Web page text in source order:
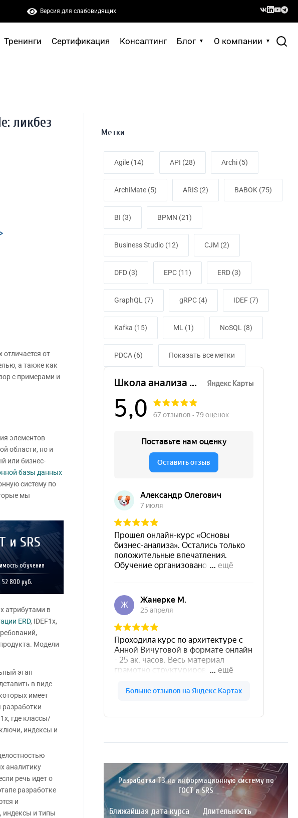
Версия для слабовидящих
Тренинги Сертификация Консалтинг Блог О компании
ликбез
от
а также как
с примерами и
элементов
области, но и
или бизнес-
базы данных
систему по
мы
и SRS
обучения
52 800 руб.
атрибутами в
ERD, IDEF1x,
Модели
этап
в виде
имеет
разработки
где классы/
индексы и
аналитику
речь идет о
разработке
и
индексы и типы
Метки
Agile (14) API (28) Archi (5)
ArchiMate (5) ARIS (2) BABOK (75)
BI (3) BPMN (21)
Business Studio (12) CJM (2)
DFD (3) EPC (11) ERD (3)
GraphQL (7) gRPC (4) IDEF (7)
Kafka (15) ML (1) NoSQL (8)
PDCA (6) Показать все метки
Разработка ТЗ на информационную систему по
ГОСТ и SRS
Ближайшая дата курса
Длительность